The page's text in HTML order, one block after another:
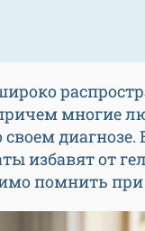
многие
своем
избавят от
помнить